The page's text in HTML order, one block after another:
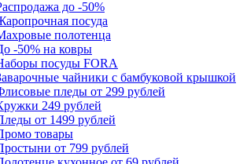
до -50%
посуда
полотенца
-50% на ковры
посуды FORA
чайники с бамбуковой крышкой
пледы от 299 рублей
249 рублей
от 1499 рублей
товары
от 799 рублей